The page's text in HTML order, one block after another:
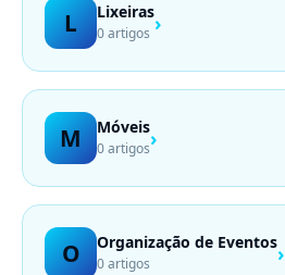
L Lixeiras
0 artigos ›
M Móveis
0 artigos›
O Organização de Eventos
0 artigos ›